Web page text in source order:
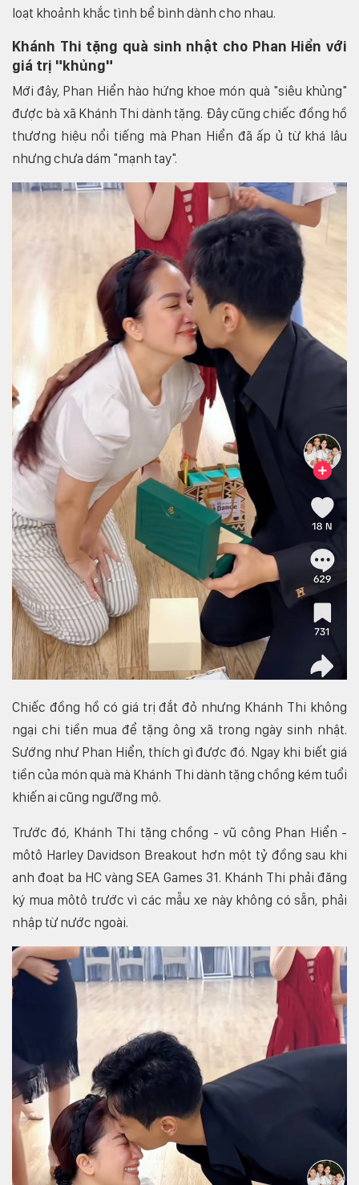
loạt khoảnh khắc tình bể bình dành cho nhau.
Khánh Thi tặng quà sinh nhật cho Phan Hiển với
giá trị "khủng"
Mới đây, Phan Hiển hào hứng khoe món quà "siêu khủng"
được bà xã Khánh Thi dành tặng. Đây cũng chiếc đồng hồ
thương hiệu nổi tiếng mà Phan Hiển đã ấp ủ từ khá lâu
nhưng chưa dám "mạnh tay".
Chiếc đồng hồ có giá trị đắt đỏ nhưng Khánh Thi không
ngại chi tiền mua để tặng ông xã trong ngày sinh nhật.
Sướng như Phan Hiển, thích gì được đó. Ngay khi biết giá
tiền của món quà mà Khánh Thi dành tặng chồng kém tuổi
khiến ai cũng ngưỡng mộ.
Trước đó, Khánh Thi tặng chồng - vũ công Phan Hiển -
môtô Harley Davidson Breakout hơn một tỷ đồng sau khi
anh đoạt ba HC vàng SEA Games 31. Khánh Thi phải đăng
ký mua môtô trước vì các mẫu xe này không có sẵn, phải
nhập từ nước ngoài.